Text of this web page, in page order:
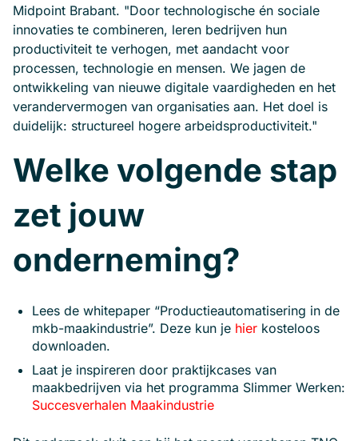
Midpoint Brabant. "Door technologische én sociale
innovaties te combineren, leren bedrijven hun
productiviteit te verhogen, met aandacht voor
processen, technologie en mensen. We jagen de
ontwikkeling van nieuwe digitale vaardigheden en het
verandervermogen van organisaties aan. Het doel is
duidelijk: structureel hogere arbeidsproductiviteit."
Welke volgende stap
zet jouw
onderneming?
Lees de whitepaper “Productieautomatisering in de
mkb-maakindustrie”. Deze kun je hier kosteloos
downloaden.
Laat je inspireren door praktijkcases van
maakbedrijven via het programma Slimmer Werken:
Succesverhalen Maakindustrie